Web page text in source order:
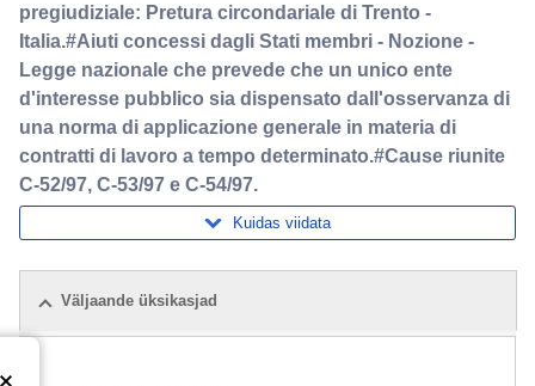
pregiudiziale: Pretura circondariale di Trento -
Italia.#Aiuti concessi dagli Stati membri - Nozione -
Legge nazionale che prevede che un unico ente
d'interesse pubblico sia dispensato dall'osservanza di
una norma di applicazione generale in materia di
contratti di lavoro a tempo determinato.#Cause riunite
C-52/97, C-53/97 e C-54/97.
Kuidas viidata
Väljaande üksikasjad